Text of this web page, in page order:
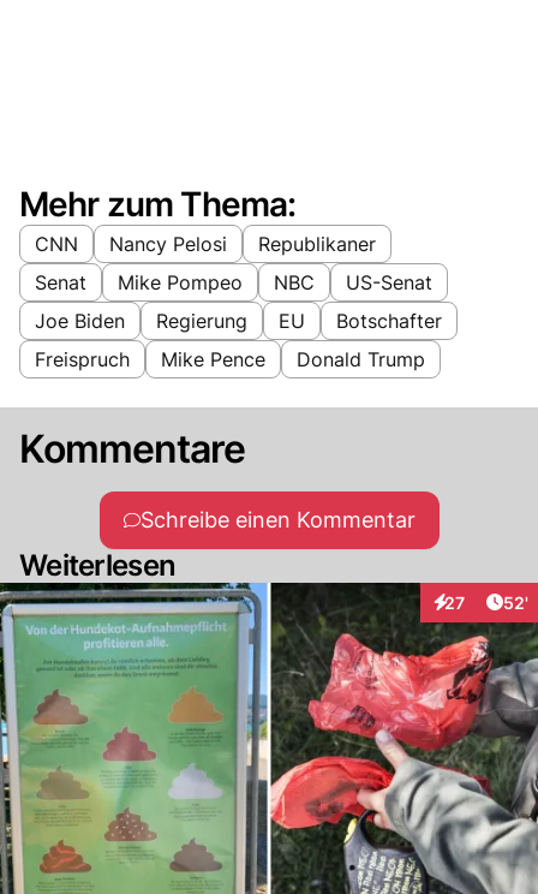
Mehr zum Thema:
CNN Nancy Pelosi
Republikaner
Senat
Mike Pompeo NBC
US-Senat
Joe Biden
Regierung EU
Botschafter
Freispruch
Mike Pence Donald Trump
Kommentare
Schreibe einen Kommentar
Weiterlesen
27
Interaktionen
52'